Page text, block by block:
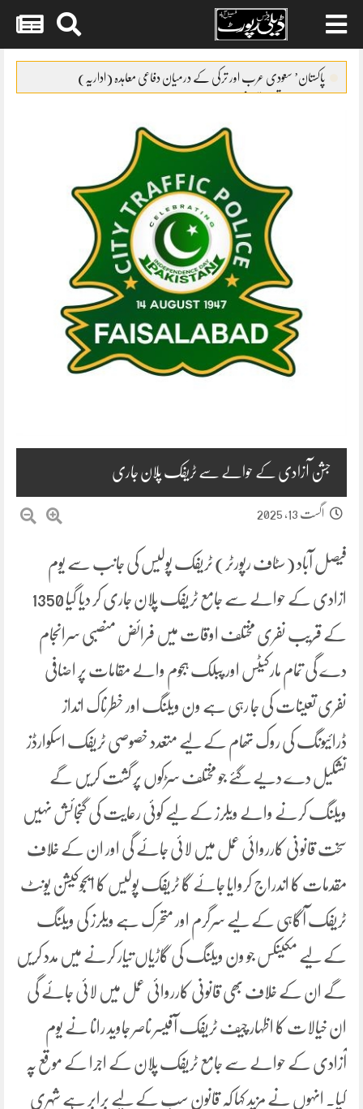
contentپاکستان’ سعودی عرب اور ترکی کے درمیان دفاعی معاہدہ (اداریہ)
بلدیاتی انتخابات کیلئے فنڈز مانگ لئے گئے
جشن آزادی کے حوالے سے ٹریفک پلان جاری
اگست 13, 2025
فیصل آباد (سٹاف رپورٹر) ٹریفک پولیس کی جانب سے یوم
ازادی کے حوالے سے جامع ٹریفک پلان جاری کر دیا گیا 1350
کے قریب نفری مختلف اوقات میں فرائض منصبی سرانجام
دے گی تمام مارکیٹس اور پبلک ہجوم والے مقامات پر اضافی
نفری تعینات کی جا رہی ہے ون ویلنگ اور خطرناک انداز
ڈرائیونگ کی روک تھام کے لیے متعدد خصوصی ٹریفک اسکوارڈز
تشکیل دے دیے گئے جو مختلف سڑکوں پر گشت کریں گے
ویلنگ کرنے والے ویلرز کے لیے کوئی رعایت کی گنجائش نہیں
سخت قانونی کارروائی عمل میں لائی جائے گی اور ان کے خلاف
مقدمات کا اندراج کروایا جائے گا ٹریفک پولیس کا ایجوکیشن یونٹ
ٹریفک آگاہی کے لیے سرگرم اور متحرک ہے ویلرز کی ویلنگ
کے لیے مکینکس جو ون ویلنگ کی گاڑیاں تیار کرنے میں مدد کریں
گے ان کے خلاف بھی قانونی کارروائی عمل میں لائی جائے گی
ان خیالات کا اظہار چیف ٹریفک آفیسر ناصر جاوید رانا نے یوم
آزادی کے حوالے سے جامع ٹریفک پلان کے اجرا کے موقع پہ
کیا۔ انہوں نے مزید کہا کہ قانون سب کے لیے برابر ہے شہری